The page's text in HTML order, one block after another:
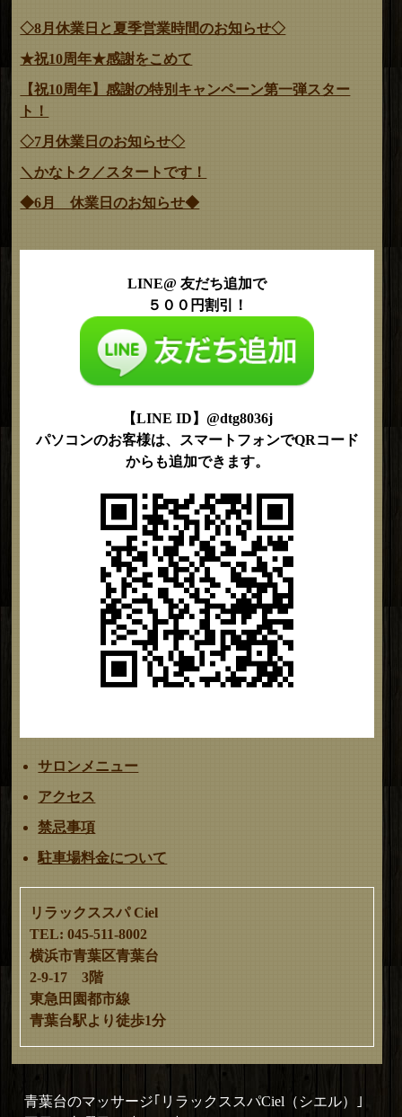
◇8月休業日と夏季営業時間のお知らせ◇
★祝10周年★感謝をこめて
【祝10周年】感謝の特別キャンペーン第一弾スター
ト！
◇7月休業日のお知らせ◇
＼かなトク／スタートです！
◆6月 休業日のお知らせ◆
LINE@ 友だち追加で
５００円割引！
【LINE ID】@dtg8036j
パソコンのお客様は、スマートフォンでQRコード
からも追加できます。
サロンメニュー
アクセス
禁忌事項
駐車場料金について
リラックススパ Ciel
TEL: 045-511-8002
横浜市青葉区青葉台
2-9-17 3階
東急田園都市線
青葉台駅より徒歩1分
青葉台のマッサージ｢リラックススパCiel（シエル）｣